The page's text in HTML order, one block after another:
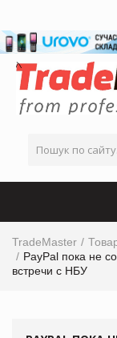
TradeMaster
PayPal пока не
встречи с НБУ